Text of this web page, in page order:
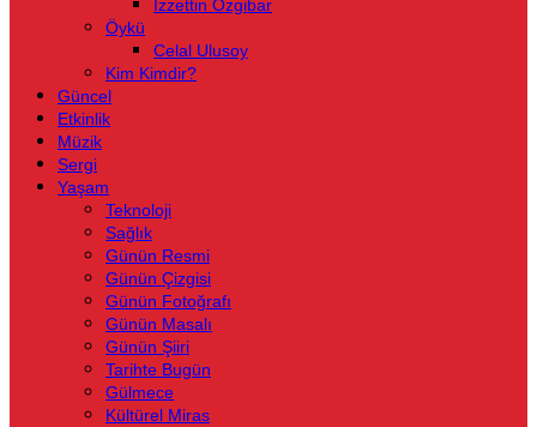
İzzettin Özgibar
Öykü
Celal Ulusoy
Kim Kimdir?
Güncel
Etkinlik
Müzik
Sergi
Yaşam
Teknoloji
Sağlık
Günün Resmi
Günün Çizgisi
Günün Fotoğrafı
Günün Masalı
Günün Şiiri
Tarihte Bugün
Gülmece
Kültürel Miras